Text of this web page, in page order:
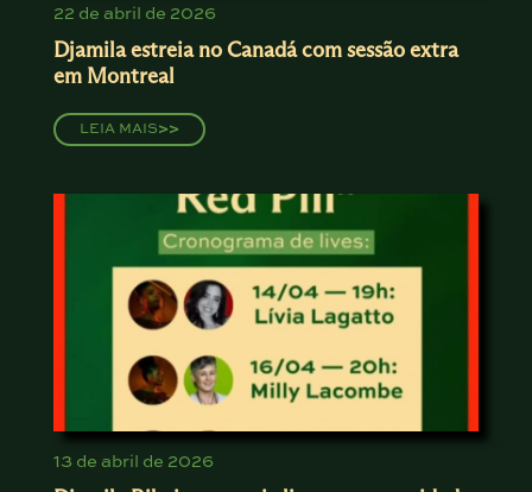
22 de abril de 2026
Djamila estreia no Canadá com sessão extra
em Montreal
LEIA MAIS>>
13 de abril de 2026